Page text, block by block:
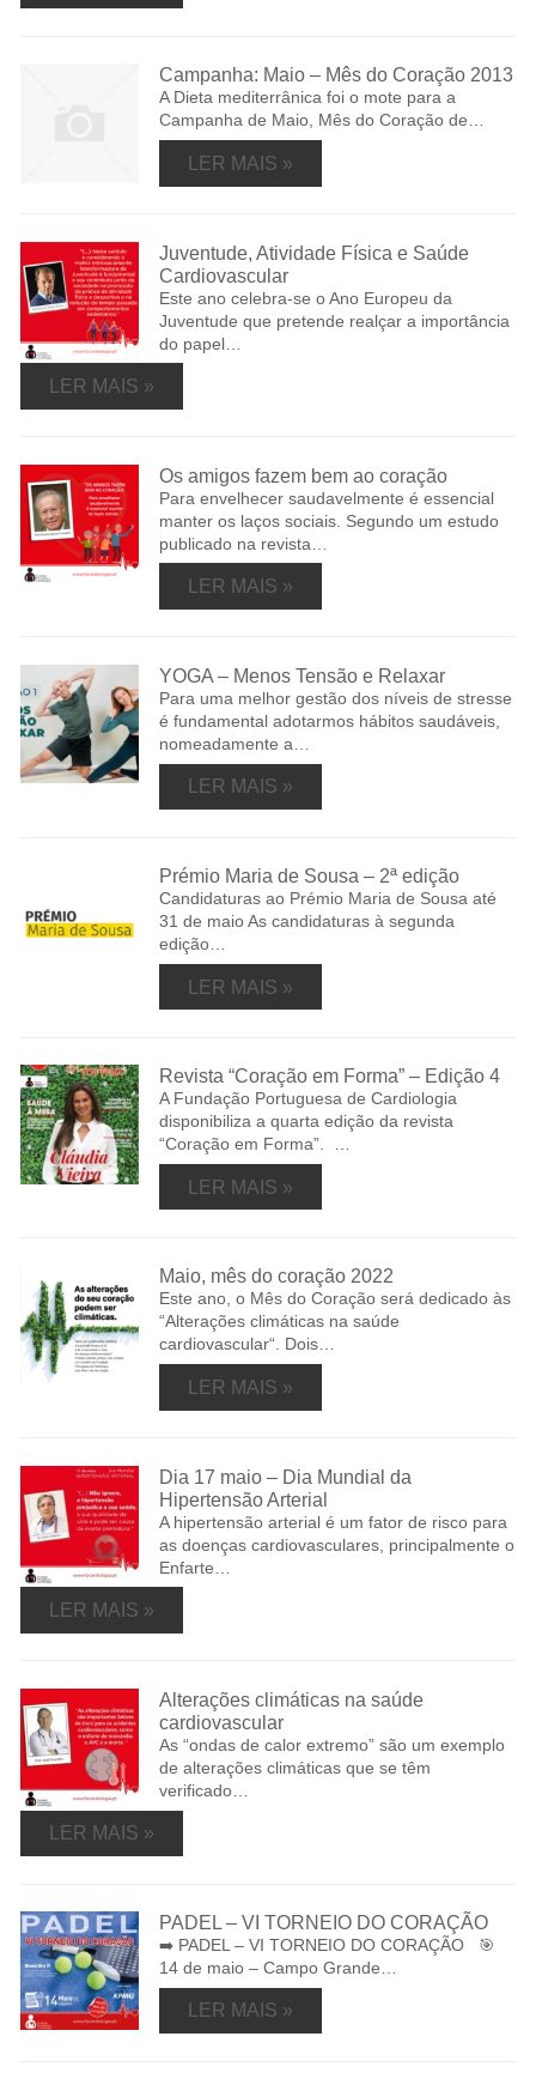
Campanha: Maio – Mês do Coração 2013
A Dieta mediterrânica foi o mote para a
Campanha de Maio, Mês do Coração de…
LER MAIS »
Juventude, Atividade Física e Saúde
Cardiovascular
Este ano celebra-se o Ano Europeu da
Juventude que pretende realçar a importância
do papel…
LER MAIS »
Os amigos fazem bem ao coração
Para envelhecer saudavelmente é essencial
manter os laços sociais. Segundo um estudo
publicado na revista…
LER MAIS »
YOGA – Menos Tensão e Relaxar
Para uma melhor gestão dos níveis de stresse
é fundamental adotarmos hábitos saudáveis,
nomeadamente a…
LER MAIS »
Prémio Maria de Sousa – 2ª edição
Candidaturas ao Prémio Maria de Sousa até
31 de maio As candidaturas à segunda
edição…
LER MAIS »
Revista “Coração em Forma” – Edição 4
A Fundação Portuguesa de Cardiologia
disponibiliza a quarta edição da revista
“Coração em Forma”. …
LER MAIS »
Maio, mês do coração 2022
Este ano, o Mês do Coração será dedicado às
“Alterações climáticas na saúde
cardiovascular“. Dois…
LER MAIS »
Dia 17 maio – Dia Mundial da
Hipertensão Arterial
A hipertensão arterial é um fator de risco para
as doenças cardiovasculares, principalmente o
Enfarte…
LER MAIS »
Alterações climáticas na saúde
cardiovascular
As “ondas de calor extremo” são um exemplo
de alterações climáticas que se têm
verificado…
LER MAIS »
PADEL – VI TORNEIO DO CORAÇÃO
➡️ PADEL – VI TORNEIO DO CORAÇÃO 🎯
14 de maio – Campo Grande…
LER MAIS »